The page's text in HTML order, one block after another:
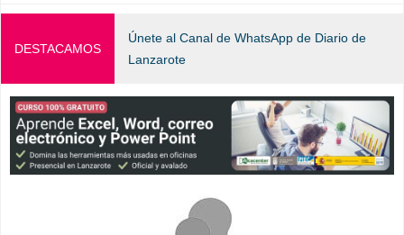
DESTACAMOS
Únete al Canal de WhatsApp de Diario de
Lanzarote